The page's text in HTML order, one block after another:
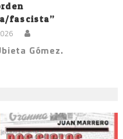
fascista”
Gómez.